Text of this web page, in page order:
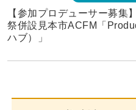
【参加プロデューサー募集
祭併設見本市ACFM「
ハブ）」